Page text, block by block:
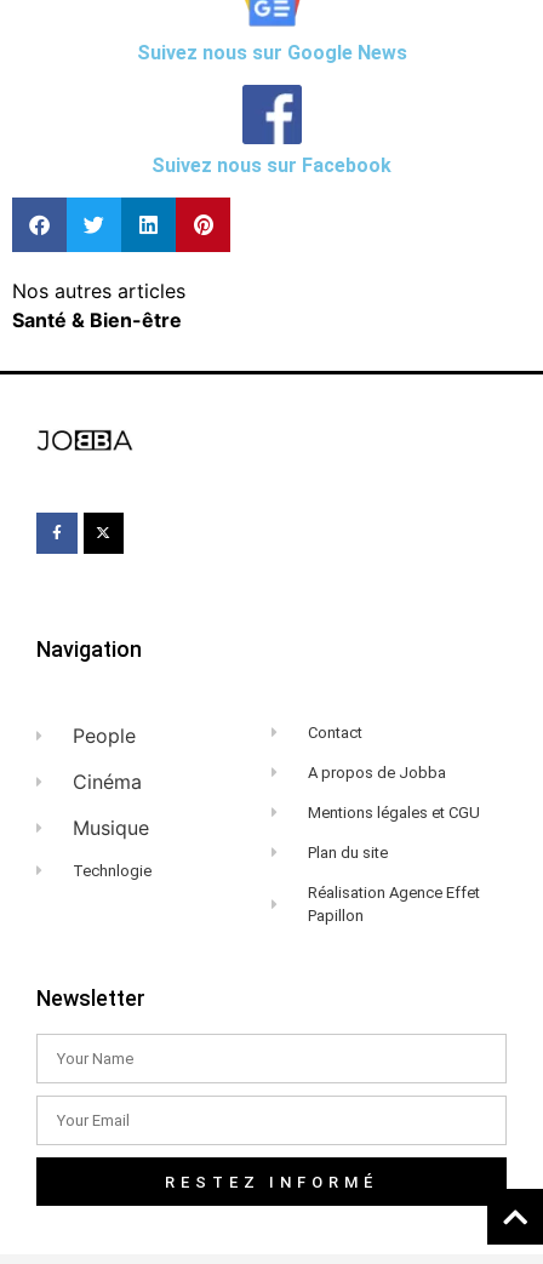
Suivez nous sur Google News
Suivez nous sur Facebook
Nos autres articles
Santé & Bien-être
Navigation
People
Cinéma
Musique
Technlogie
Contact
A propos de Jobba
Mentions légales et CGU
Plan du site
Réalisation Agence Effet
Papillon
Newsletter
RESTEZ INFORMÉ